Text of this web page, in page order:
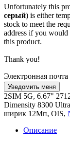
Unfortunately this
серый) is either
stock to meet the
address if you
this product.
Thank you!
Электронная почта
2SIM 5G, 6.67"
Dimensity 8300
ширик 12Мп, OIS,
Описание